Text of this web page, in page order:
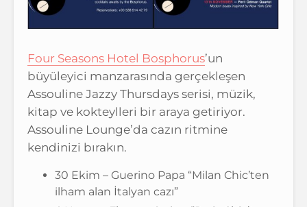
Four Seasons Hotel Bosphorus’un
büyüleyici manzarasında gerçekleşen
Assouline Jazzy Thursdays serisi, müzik,
kitap ve kokteylleri bir araya getiriyor.
Assouline Lounge’da cazın ritmine
kendinizi bırakın.
30 Ekim – Guerino Papa “Milan Chic’ten
ilham alan İtalyan cazı”